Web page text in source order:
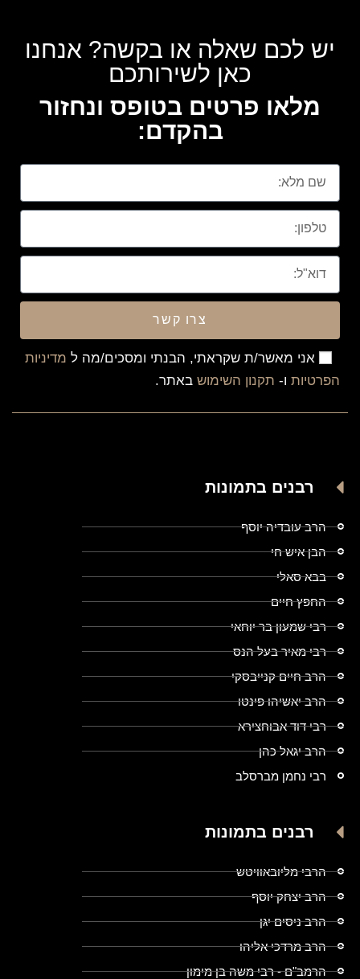
יש לכם שאלה או בקשה? אנחנו
כאן לשירותכם
מלאו פרטים בטופס ונחזור
בהקדם:
אני מאשר/ת שקראתי, הבנתי ומסכים/מה ל מדיניות
הפרטיות ו- תקנון השימוש באתר.
צרו קשר
רבנים בתמונות
הרב עובדיה יוסף
הבן איש חי
בבא סאלי
החפץ חיים
רבי שמעון בר יוחאי
רבי מאיר בעל הנס
הרב חיים קנייבסקי
הרב יאשיהו פינטו
רבי דוד אבוחצירא
הרב יגאל כהן
רבי נחמן מברסלב
רבנים בתמונות
הרבי מליובאוויטש
הרב יצחק יוסף
הרב ניסים יגן
הרב מרדכי אליהו
הרמב"ם - רבי משה בן מימון